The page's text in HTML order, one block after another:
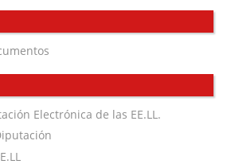
Electrónica de las EE.LL.